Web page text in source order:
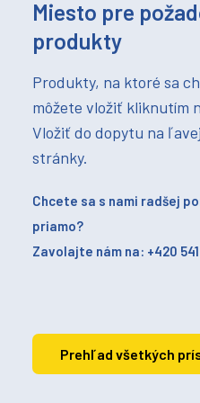
Miesto pre
produkty
Produkty, na ktoré sa
môžete vložiť kliknutím
Vložiť do dopytu na
stránky.
Chcete sa s nami radšej
priamo?
Zavolajte nám na: +420
Prehľad všetkých